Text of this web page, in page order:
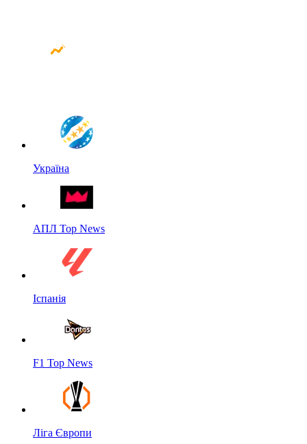
Україна
АПЛ Top News
Іспанія
F1 Top News
Ліга Європи